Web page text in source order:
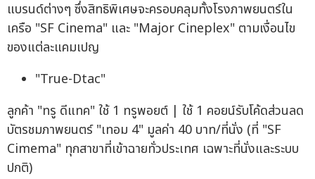
แบรนด์ต่างๆ ซึ่งสิทธิพิเศษจะครอบคลุมทั้งโรงภาพยนตร์ใน
เครือ "SF Cinema" และ "Major Cineplex" ตามเงื่อนไข
ของแต่ละแคมเปญ
"True-Dtac"
ลูกค้า "ทรู ดีแทค" ใช้ 1 ทรูพอยต์ | ใช้ 1 คอยน์รับโค้ดส่วนลด
บัตรชมภาพยนตร์ "เทอม 4" มูลค่า 40 บาท/ที่นั่ง (ที่ "SF
Cimema" ทุกสาขาที่เข้าฉายทั่วประเทศ เฉพาะที่นั่งและระบบ
ปกติ)